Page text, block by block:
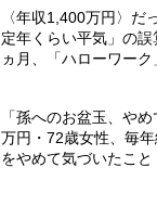
〈年収1,400万円〉だ
定年くらい平気」の
ヵ月、「ハローワー
「孫へのお盆玉、や
万円・72歳女性、毎年
をやめて気づいたこと